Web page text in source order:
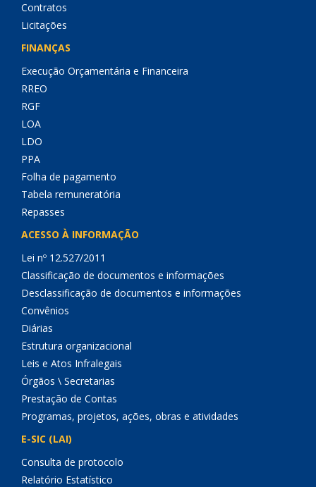
Contratos
Licitações
FINANÇAS
Execução Orçamentária e Financeira
RREO
RGF
LOA
LDO
PPA
Folha de pagamento
Tabela remuneratória
Repasses
ACESSO À INFORMAÇÃO
Lei nº 12.527/2011
Classificação de documentos e informações
Desclassificação de documentos e informações
Convênios
Diárias
Estrutura organizacional
Leis e Atos Infralegais
Órgãos \ Secretarias
Prestação de Contas
Programas, projetos, ações, obras e atividades
E-SIC (LAI)
Consulta de protocolo
Relatório Estatístico